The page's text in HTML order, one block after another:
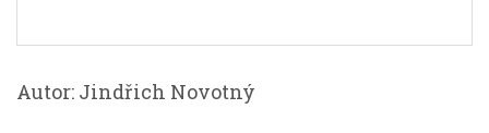
Autor: Jindřich Novotný